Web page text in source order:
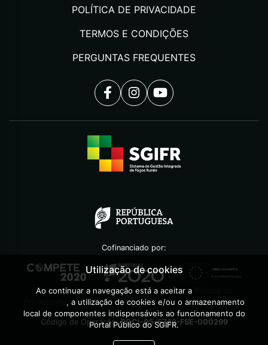
POLÍTICA DE PRIVACIDADE
TERMOS E CONDIÇÕES
PERGUNTAS FREQUENTES
Cofinanciado por:
©2026 AGIF
Código de Operação:POCI-05-5762-FSE-000299
Utilização de cookies
Ao continuar a navegação está a aceitar a
, a utilização de cookies e/ou o armazenamento
local de componentes indispensáveis ao funcionamento do
Portal Público do SGIFR.